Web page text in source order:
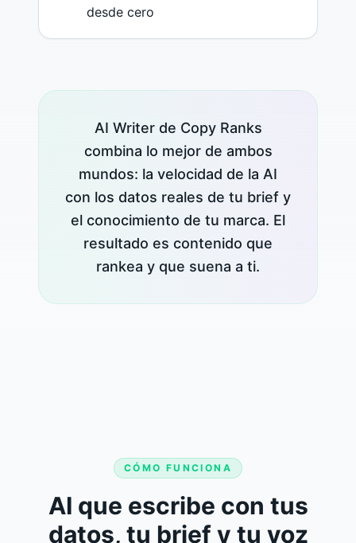
desde cero
AI Writer de Copy Ranks
combina lo mejor de ambos
mundos: la velocidad de la AI
con los datos reales de tu brief y
el conocimiento de tu marca. El
resultado es contenido que
rankea y que suena a ti.
CÓMO FUNCIONA
AI que escribe con tus
datos, tu brief y tu voz